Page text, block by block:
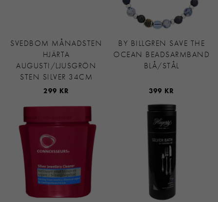
SVEDBOM MÅNADSTEN
HJÄRTA
AUGUSTI/LJUSGRÖN
STEN SILVER 34CM
299 KR
BY BILLGREN SAVE THE
OCEAN BEADSARMBAND
BLÅ/STÅL
399 KR